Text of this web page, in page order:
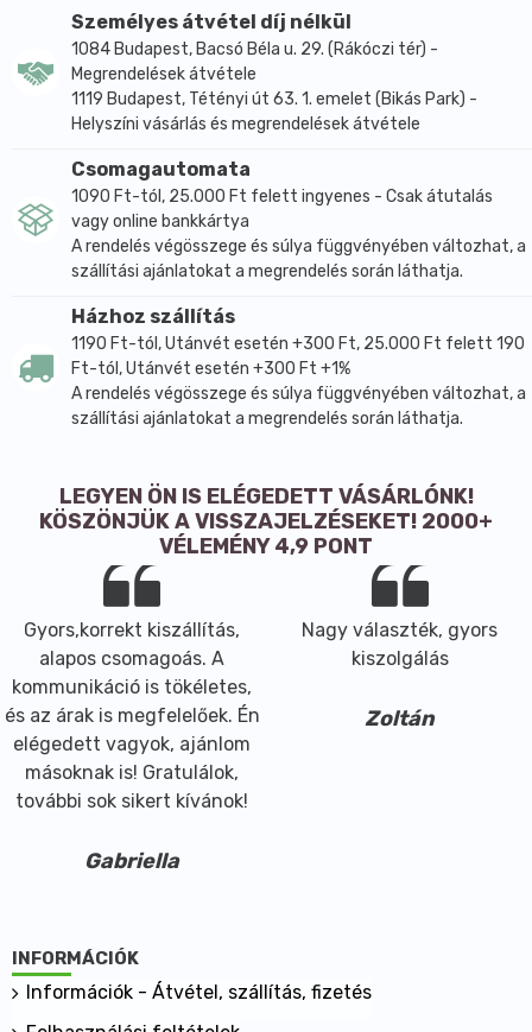
Személyes átvétel díj nélkül
1084 Budapest, Bacsó Béla u. 29. (Rákóczi tér) -
Megrendelések átvétele
1119 Budapest, Tétényi út 63. 1. emelet (Bikás Park) -
Helyszíni vásárlás és megrendelések átvétele
Csomagautomata
1090 Ft-tól, 25.000 Ft felett ingyenes - Csak átutalás
vagy online bankkártya
A rendelés végösszege és súlya függvényében változhat, a
szállítási ajánlatokat a megrendelés során láthatja.
Házhoz szállítás
1190 Ft-tól, Utánvét esetén +300 Ft, 25.000 Ft felett 190
Ft-tól, Utánvét esetén +300 Ft +1%
A rendelés végösszege és súlya függvényében változhat, a
szállítási ajánlatokat a megrendelés során láthatja.
LEGYEN ÖN IS ELÉGEDETT VÁSÁRLÓNK!
KÖSZÖNJÜK A VISSZAJELZÉSEKET! 2000+
VÉLEMÉNY 4,9 PONT
Gyors,korrekt kiszállítás,
alapos csomagoás. A
kommunikáció is tökéletes,
és az árak is megfelelőek. Én
elégedett vagyok, ajánlom
másoknak is! Gratulálok,
további sok sikert kívánok!
Gabriella
Nagy választék, gyors
kiszolgálás
Zoltán
INFORMÁCIÓK
Információk - Átvétel, szállítás, fizetés